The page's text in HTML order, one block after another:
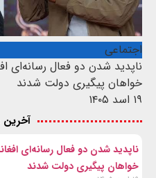
اجتماعی
ناپدید شدن دو فعال رسانه‌ای
خواهان پیگیری دولت شدند
۱۹ اسد ۱۴۰۵
ناپدید شدن دو فعال رسانه‌ای
خواهان پیگیری دولت شدند